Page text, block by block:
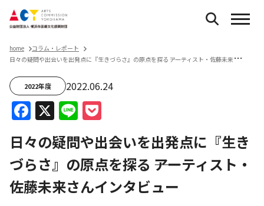
home コラム・レポート
日
々の疑問や出会いを出発点に『生きづらさ』の原点を探る ――アーティスト・佐藤未来さんインタビュー
2022年度 2022.06.24
Facebook
X Line
日々の疑問や出会いを出発点に『生き
づらさ』の原点を探る ――アーティスト・
佐藤未来さんインタビュー